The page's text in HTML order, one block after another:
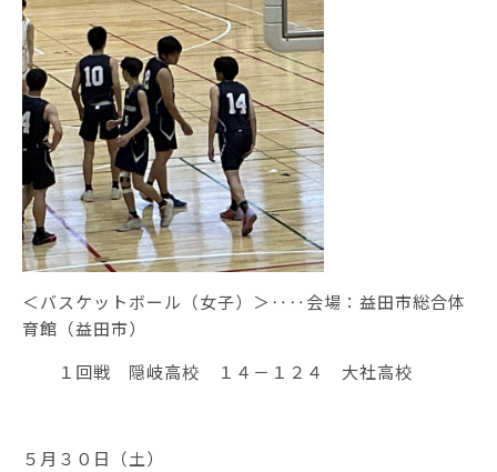
＜バスケットボール（女子）＞‥‥会場：益田市総合体
育館（益田市）
１回戦 隠岐高校 １４－１２４ 大社高校
５月３０日（土）